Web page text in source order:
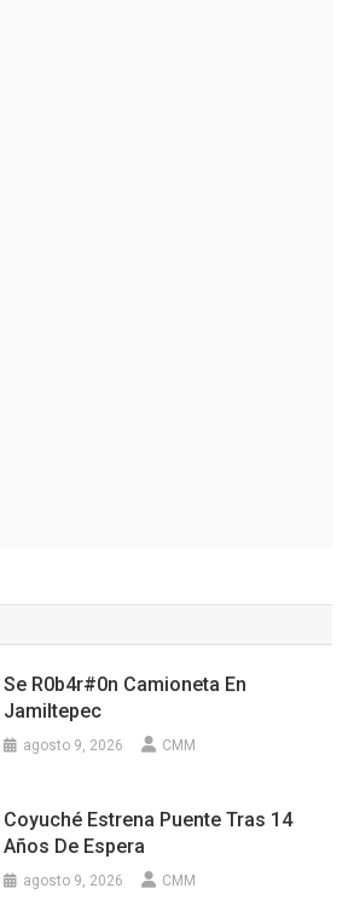
Se R0b4r#0n Camioneta En
Jamiltepec
agosto 9, 2026 CMM
Coyuché Estrena Puente Tras 14
Años De Espera
agosto 9, 2026 CMM